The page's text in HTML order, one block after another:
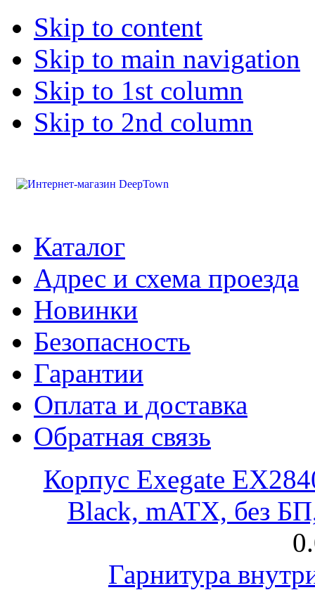
Skip to content
Skip to main navigation
Skip to 1st column
Skip to 2nd column
Каталог
Адрес и схема проезда
Новинки
Безопасность
Гарантии
Оплата и доставка
Обратная связь
Корпус Exegate
Black, mATX, без
Гарнитура